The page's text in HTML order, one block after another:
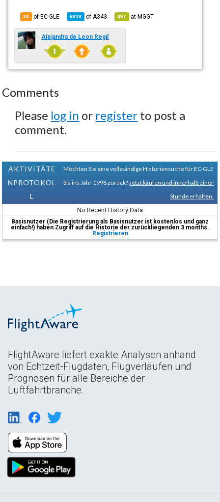
16 of EC-GLE 6618 of A343 497 atMGGT
Alejandra de Leon Regil
Comments
Please log in or register to post a
comment.
AKTIVITÄTE
NPROTOKOL
L
Möchten Sie eine vollständige Historiensuche für EC-GLE
bis ins Jahr 1998 zurück?Jetzt kaufen und innerhalb einer
Stunde erhalten.
No Recent History Data
Basisnutzer (Die Registrierung als Basisnutzer ist kostenlos und ganz
einfach!) haben Zugriff auf die Historie der zurückliegenden 3 months.
Registrieren
FlightAware liefert exakte Analysen anhand
von Echtzeit-Flugdaten, Flugverläufen und
Prognosen für alle Bereiche der
Luftfahrtbranche.